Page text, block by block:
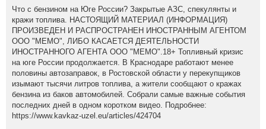
Что с бензином на Юге России? Закрытые АЗС, спекулянты и
кражи топлива. НАСТОЯЩИЙ МАТЕРИАЛ (ИНФОРМАЦИЯ)
ПРОИЗВЕДЕН И РАСПРОСТРАНЕН ИНОСТРАННЫМ АГЕНТОМ
ООО "МЕМО", ЛИБО КАСАЕТСЯ ДЕЯТЕЛЬНОСТИ
ИНОСТРАННОГО АГЕНТА ООО "МЕМО".18+ Топливный кризис
на юге России продолжается. В Краснодаре работают менее
половины автозаправок, в Ростовской области у перекупщиков
изымают тысячи литров топлива, а жители сообщают о кражах
бензина из баков автомобилей. Собрали самые важные события
последних дней в одном коротком видео. Подробнее:
https://www.kavkaz-uzel.eu/articles/424704